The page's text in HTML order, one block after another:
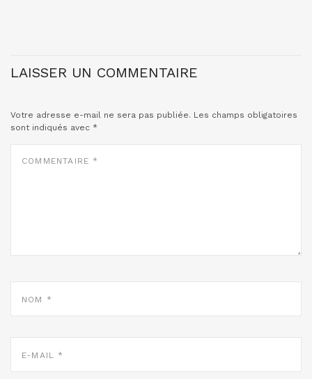
LAISSER UN COMMENTAIRE
Votre adresse e-mail ne sera pas publiée. Les champs obligatoires
sont indiqués avec *
MAIL